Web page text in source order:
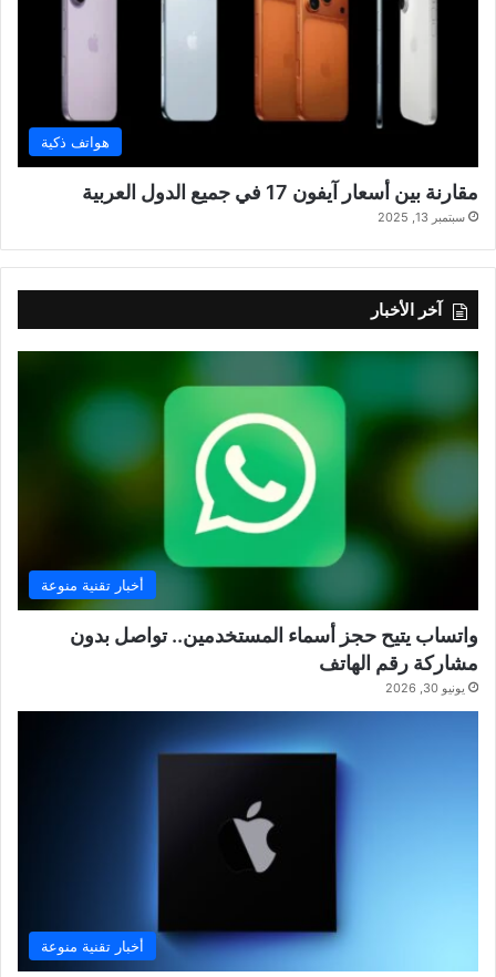
هواتف ذكية
مقارنة بين أسعار آيفون 17 في جميع الدول العربية
سبتمبر 13, 2025
آخر الأخبار
أخبار تقنية منوعة
واتساب يتيح حجز أسماء المستخدمين.. تواصل بدون
مشاركة رقم الهاتف
يونيو 30, 2026
أخبار تقنية منوعة